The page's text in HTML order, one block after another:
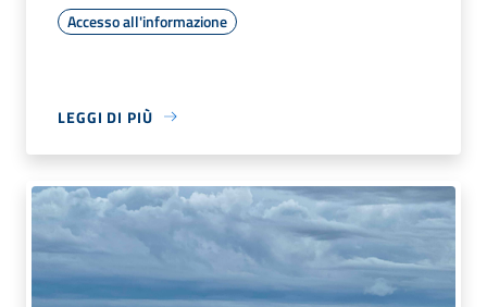
Accesso all'informazione
LEGGI DI PIÙ